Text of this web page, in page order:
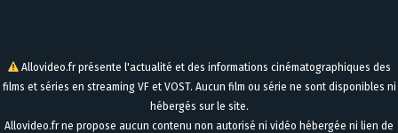
Allovideo.fr présente l'actualité et des informations cinématographiques des
films et séries en streaming VF et VOST. Aucun film ou série ne sont disponibles ni
hébergés sur le site.
Allovideo.fr ne propose aucun contenu non autorisé ni vidéo hébergée ni lien de